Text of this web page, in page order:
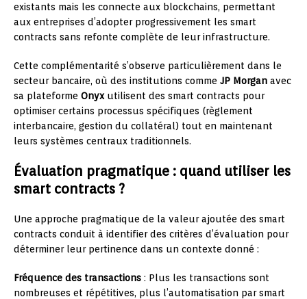
existants mais les connecte aux blockchains, permettant
aux entreprises d’adopter progressivement les smart
contracts sans refonte complète de leur infrastructure.
Cette complémentarité s’observe particulièrement dans le
secteur bancaire, où des institutions comme JP Morgan avec
sa plateforme Onyxutilisent des smart contracts pour
optimiser certains processus spécifiques (règlement
interbancaire, gestion du collatéral) tout en maintenant
leurs systèmes centraux traditionnels.
Évaluation pragmatique : quand utiliser les
smart contracts ?
Une approche pragmatique de la valeur ajoutée des smart
contracts conduit à identifier des critères d’évaluation pour
déterminer leur pertinence dans un contexte donné :
Fréquence des transactions : Plus les transactions sont
nombreuses et répétitives, plus l’automatisation par smart